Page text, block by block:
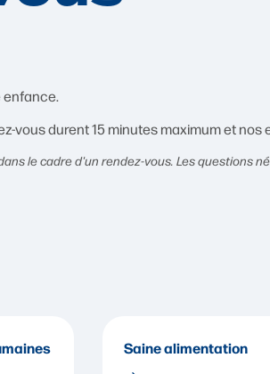
enfance.
vous durent 15 minutes maximum et
le cadre d'un rendez-vous. Les questions
Saine alimentation